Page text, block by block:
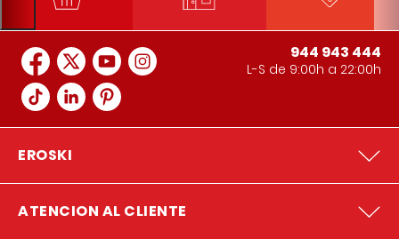
944 943 444
L-S de 9:00h a 22:00h
EROSKI
ATENCION AL CLIENTE